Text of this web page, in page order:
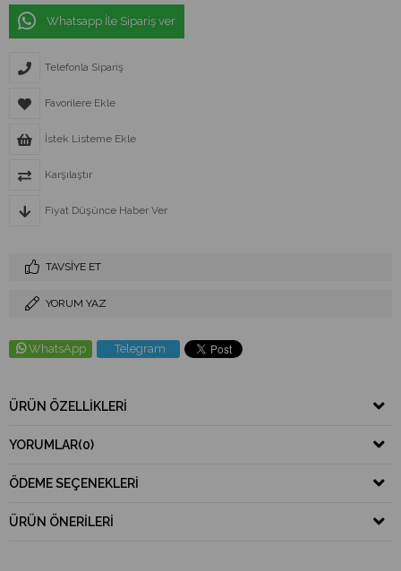
Whatsapp İle Sipariş ver
Telefonla Sipariş
Favorilere Ekle
İstek Listeme Ekle
Karşılaştır
Fiyat Düşünce Haber Ver
TAVSIYE ET
YORUM YAZ
WhatsApp Telegram
ÜRÜN ÖZELLIKLERI
YORUMLAR(0)
ÖDEME SEÇENEKLERI
ÜRÜN ÖNERILERI